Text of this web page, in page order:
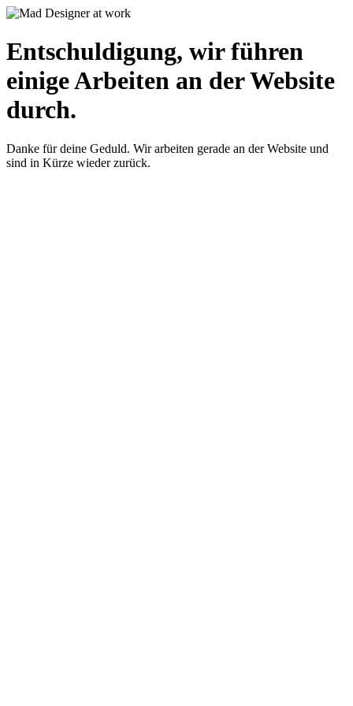
Entschuldigung, wir führen
einige Arbeiten an der Website
durch.
Danke für deine Geduld. Wir arbeiten gerade an der Website und
sind in Kürze wieder zurück.